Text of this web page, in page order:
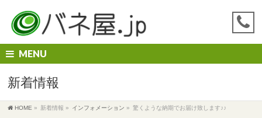
MENU
新着情報
HOME » 新着情報 » インフォメーション » 驚くような納期でお届け致します♪♪